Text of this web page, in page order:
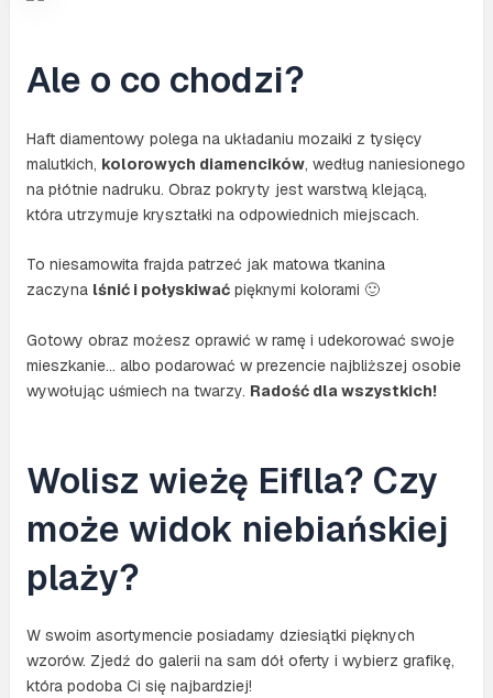
Ale o co chodzi?
Haft diamentowy polega na układaniu mozaiki z tysięcy
malutkich, kolorowych diamencików, według naniesionego
na płótnie nadruku. Obraz pokryty jest warstwą klejącą,
która utrzymuje kryształki na odpowiednich miejscach.
To niesamowita frajda patrzeć jak matowa tkanina
zaczyna lśnić i połyskiwaćpięknymi kolorami 🙂
Gotowy obraz możesz oprawić w ramę i udekorować swoje
mieszkanie… albo podarować w prezencie najbliższej osobie
wywołując uśmiech na twarzy. Radość dla wszystkich!
Wolisz wieżę Eiflla? Czy
może widok niebiańskiej
plaży?
W swoim asortymencie posiadamy dziesiątki pięknych
wzorów. Zjedź do galerii na sam dół oferty i wybierz grafikę,
która podoba Ci się najbardziej!